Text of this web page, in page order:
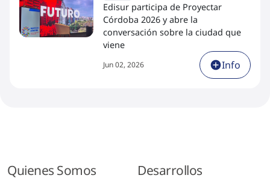
Edisur participa de Proyectar
Córdoba 2026 y abre la
conversación sobre la ciudad que
viene
Jun 02, 2026 Info
Quienes Somos Desarrollos